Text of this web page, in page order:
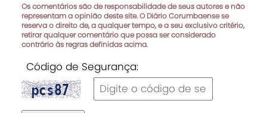
Os comentários são de responsabilidade de seus autores e não
representam a opinião deste site. O Diário Corumbaense se
reserva o direito de, a qualquer tempo, e a seu exclusivo critério,
retirar qualquer comentário que possa ser considerado
contrário às regras definidas acima.
Código de Segurança: